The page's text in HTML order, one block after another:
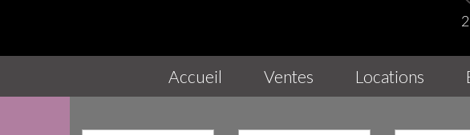
accueil ventes locations